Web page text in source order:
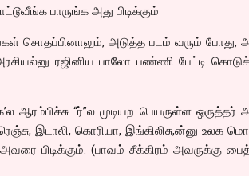
பாருங்க அது பிடிக்கும்
சொதப்பினாலும், அடுத்த படம் வரும் போது,
ரஜினிய பாலோ பண்ணி பேட்டி
ஆரம்பிச்சு “ர்”ல முடியற பெயருள்ள ஒருத்தர்
இடாலி, கொரியா, இங்கிலிசு,ன்னு உலக
பிடிக்கும். (பாவம் சீக்கிரம் அவருக்கு